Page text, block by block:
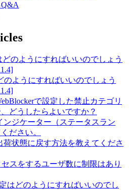
のようにすればいいのでしょう
のようにすればいいのでしょう
で設定した禁止カテゴリ
どうしたらよいですか？
ンジケーター（ステータスラン
ださい。
荷状態に戻す方法を教えてくださ
スをするユーザ数に制限はあり
はどのようにすればいいのでし